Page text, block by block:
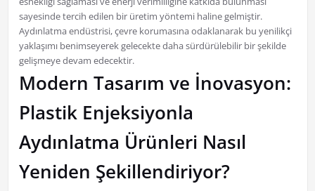
sayesinde tercih edilen bir üretim yöntemi haline gelmiştir.
Aydınlatma endüstrisi, çevre korumasına odaklanarak bu yenilikçi
yaklaşımı benimseyerek gelecekte daha sürdürülebilir bir şekilde
gelişmeye devam edecektir.
Modern Tasarım ve İnovasyon:
Plastik Enjeksiyonla
Aydınlatma Ürünleri Nasıl
Yeniden Şekillendiriyor?